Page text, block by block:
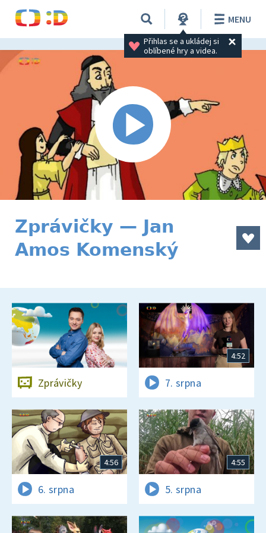
Přihlas se a ukládej si
oblíbené hry a videa.
MENU
Zprávičky — Jan
Amos Komenský
Zprávičky
4:52
7. srpna
4:56
6. srpna
4:55
5. srpna